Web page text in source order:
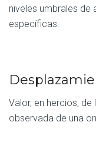
niveles umbrales de
específicas.
Valor, en hercios,
observada de una